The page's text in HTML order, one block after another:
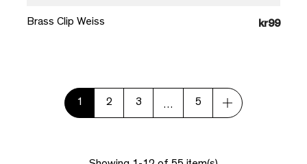
Brass Clip Weiss kr99
1 2 3 … 5